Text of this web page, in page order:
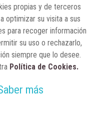
de Peso" para
de Farmacia: un
propias y de terceros
optimizar su visita a sus
para recoger información
su uso o rechazarlo,
siempre que lo desee.
Política de Cookies.
más